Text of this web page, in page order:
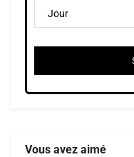
Vous avez aimé